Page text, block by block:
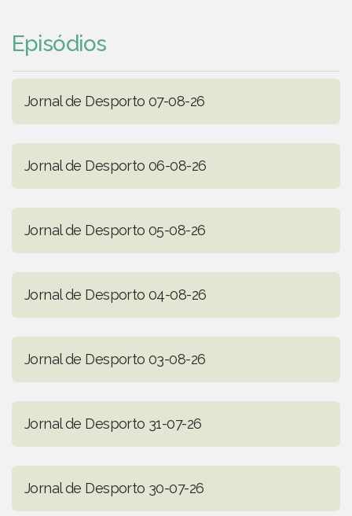
Episódios
Jornal de Desporto 07-08-26
Jornal de Desporto 06-08-26
Jornal de Desporto 05-08-26
Jornal de Desporto 04-08-26
Jornal de Desporto 03-08-26
Jornal de Desporto 31-07-26
Jornal de Desporto 30-07-26